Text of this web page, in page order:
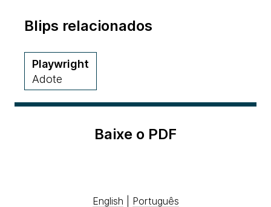
Blips relacionados
Playwright
Adote
Baixe o PDF
English Português